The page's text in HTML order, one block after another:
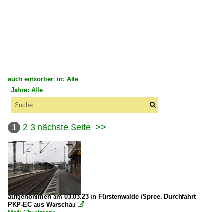
auch einsortiert in: Alle
Alle Kategorien
Deutschland
Bahnhöfe (A - E)
Burg b. Magdeburg
Dresden (sonstige)
Dresden Hbf ·DH·
Jahre: Alle
2008
2009
2010
2010
1 2 3 nächste Seite >>
aufgenommen am 03.03.23 in Fürstenwalde /Spree. Durchfahrt
PKP-EC aus Warschau 